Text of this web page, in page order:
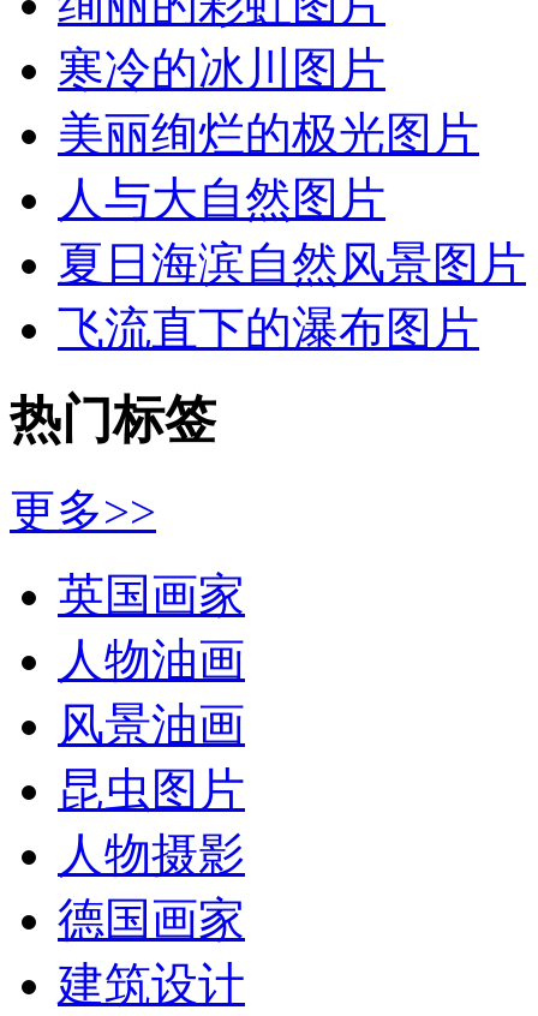
寒冷的冰川图片
美丽绚烂的极光图片
人与大自然图片
夏日海滨自然风景图片
飞流直下的瀑布图片
热门标签
更多>>
英国画家
人物油画
风景油画
昆虫图片
人物摄影
德国画家
建筑设计